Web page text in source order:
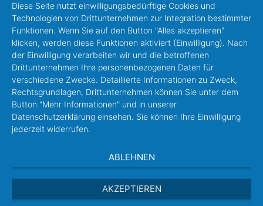
Diese Seite nutzt einwilligungsbedürftige Cookies und
Technologien von Drittunternehmen zur Integration bestimmter
Funktionen. Wenn Sie auf den Button "Alles akzeptieren"
klicken, werden diese Funktionen aktiviert (Einwilligung). Nach
der Einwilligung verarbeiten wir und die betroffenen
Drittunternehmen Ihre personenbezogenen Daten für
verschiedene Zwecke. Detaillierte Informationen zu Zweck,
Rechtsgrundlagen, Drittunternehmen können Sie unter dem
Button "Mehr Informationen" und in unserer
Datenschutzerklärung einsehen. Sie können Ihre Einwilligung
jederzeit widerrufen.
ABLEHNEN
AKZEPTIEREN